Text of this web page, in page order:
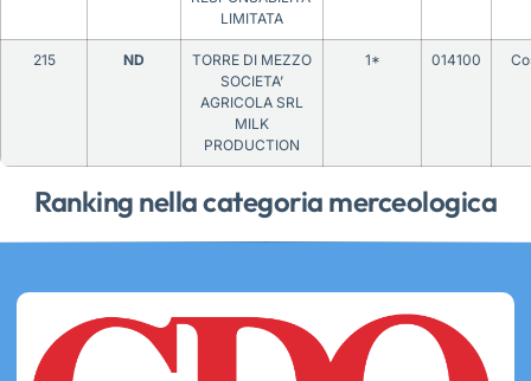
Ranking nella categoria merceologica
LIMITATA
215 ND
TORRE DI MEZZO
SOCIETA’
AGRICOLA SRL
MILK
PRODUCTION
1* 014100